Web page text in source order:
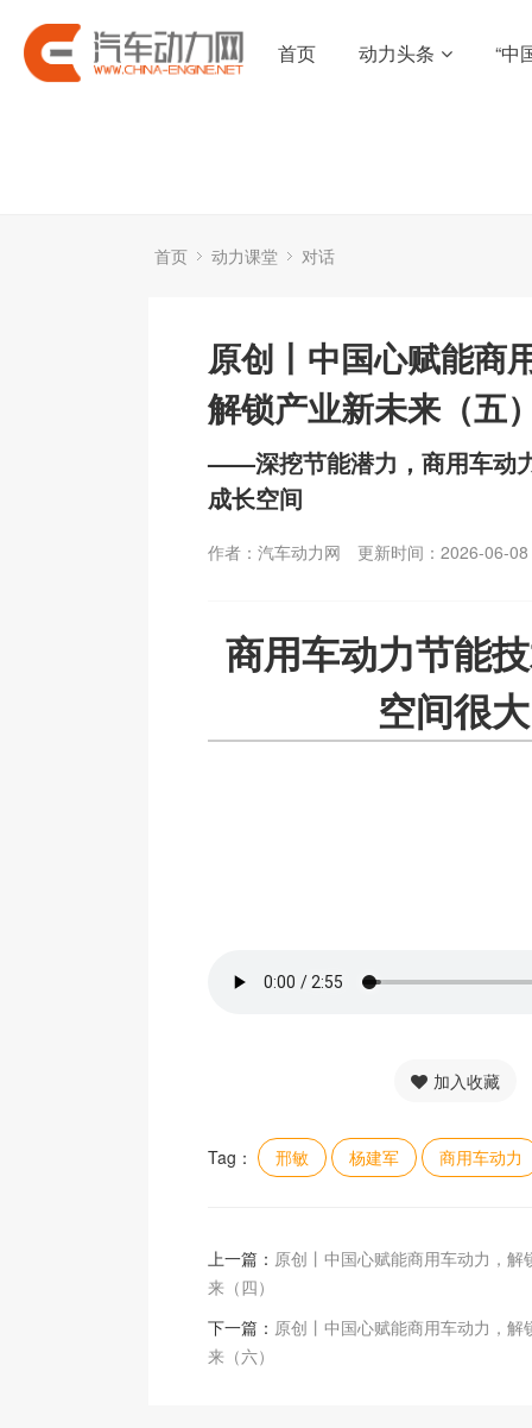
首页 动力头条 “中
首页 动力课堂 对话
原创丨中国心赋能商
解锁产业新未来（五
——深挖节能潜力，商用车动
成长空间
作者：汽车动力网 更新时间：2026-06-08
商用车动力节能
空间很大
加入收藏
Tag： 邢敏 杨建军 商用车动力
上一篇： 原创丨中国心赋能商用车动力，解
来（四）
下一篇： 原创丨中国心赋能商用车动力，解
来（六）